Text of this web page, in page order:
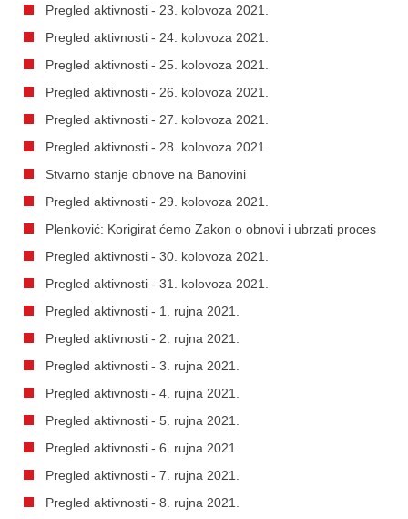
Pregled aktivnosti - 23. kolovoza 2021.
Pregled aktivnosti - 24. kolovoza 2021.
Pregled aktivnosti - 25. kolovoza 2021.
Pregled aktivnosti - 26. kolovoza 2021.
Pregled aktivnosti - 27. kolovoza 2021.
Pregled aktivnosti - 28. kolovoza 2021.
Stvarno stanje obnove na Banovini
Pregled aktivnosti - 29. kolovoza 2021.
Plenković: Korigirat ćemo Zakon o obnovi i ubrzati proces
Pregled aktivnosti - 30. kolovoza 2021.
Pregled aktivnosti - 31. kolovoza 2021.
Pregled aktivnosti - 1. rujna 2021.
Pregled aktivnosti - 2. rujna 2021.
Pregled aktivnosti - 3. rujna 2021.
Pregled aktivnosti - 4. rujna 2021.
Pregled aktivnosti - 5. rujna 2021.
Pregled aktivnosti - 6. rujna 2021.
Pregled aktivnosti - 7. rujna 2021.
Pregled aktivnosti - 8. rujna 2021.